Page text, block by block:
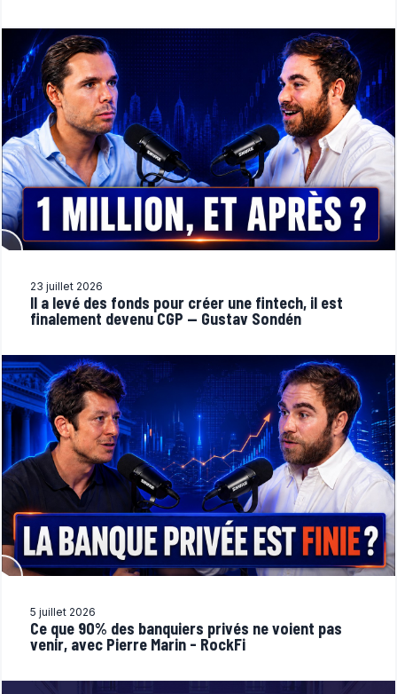
23 juillet 2026
Il a levé des fonds pour créer une fintech, il est
finalement devenu CGP — Gustav Sondén
5 juillet 2026
Ce que 90% des banquiers privés ne voient pas
venir, avec Pierre Marin - RockFi